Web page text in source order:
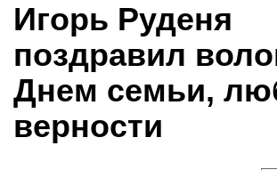
Игорь Руденя
поздравил
Днем семьи,
верности